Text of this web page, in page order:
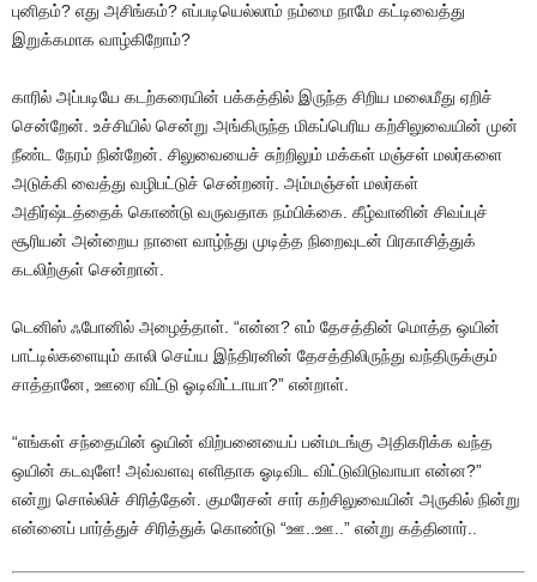
புனிதம்? எது அசிங்கம்? எப்படியெல்லாம் நம்மை நாமே கட்டிவைத்து
இறுக்கமாக வாழ்கிறோம்?
காரில் அப்படியே கடற்கரையின் பக்கத்தில் இருந்த சிறிய மலைமீது ஏறிச்
சென்றேன். உச்சியில் சென்று அங்கிருந்த மிகப்பெரிய கற்சிலுவையின் முன்
நீண்ட நேரம் நின்றேன். சிலுவையைச் சுற்றிலும் மக்கள் மஞ்சள் மலர்களை
அடுக்கி வைத்து வழிபட்டுச் சென்றனர். அம்மஞ்சள் மலர்கள்
அதிர்ஷ்டத்தைக் கொண்டு வருவதாக நம்பிக்கை. கீழ்வானின் சிவப்புச்
சூரியன் அன்றைய நாளை வாழ்ந்து முடித்த நிறைவுடன் பிரகாசித்துக்
கடலிற்குள் சென்றான்.
டெனிஸ் ஃபோனில் அழைத்தாள். “என்ன? எம் தேசத்தின் மொத்த ஒயின்
பாட்டில்களையும் காலி செய்ய இந்திரனின் தேசத்திலிருந்து வந்திருக்கும்
சாத்தானே, ஊரை விட்டு ஓடிவிட்டாயா?” என்றாள்.
“எங்கள் சந்தையின் ஒயின் விற்பனையைப் பன்மடங்கு அதிகரிக்க வந்த
ஒயின் கடவுளே! அவ்வளவு எளிதாக ஓடிவிட விட்டுவிடுவாயா என்ன?”
என்று சொல்லிச் சிரித்தேன். குமரேசன் சார் கற்சிலுவையின் அருகில் நின்று
என்னைப் பார்த்துச் சிரித்துக் கொண்டு “ஊ..ஊ..” என்று கத்தினார்..